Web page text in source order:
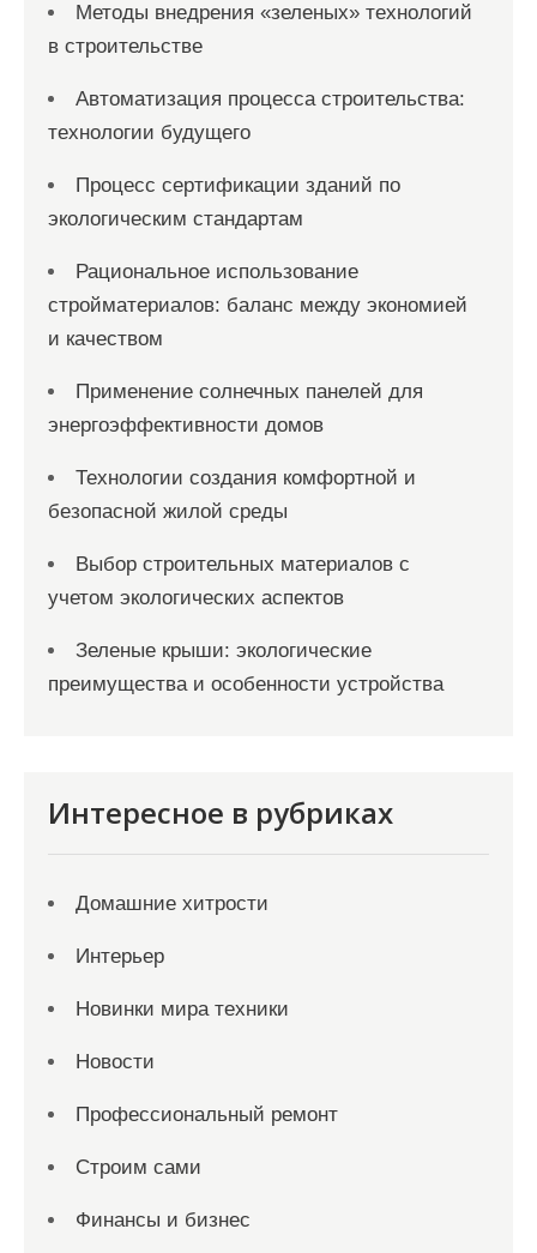
Методы внедрения «зеленых» технологий
в строительстве
Автоматизация процесса строительства:
технологии будущего
Процесс сертификации зданий по
экологическим стандартам
Рациональное использование
стройматериалов: баланс между экономией
и качеством
Применение солнечных панелей для
энергоэффективности домов
Технологии создания комфортной и
безопасной жилой среды
Выбор строительных материалов с
учетом экологических аспектов
Зеленые крыши: экологические
преимущества и особенности устройства
Интересное в рубриках
Домашние хитрости
Интерьер
Новинки мира техники
Новости
Профессиональный ремонт
Строим сами
Финансы и бизнес